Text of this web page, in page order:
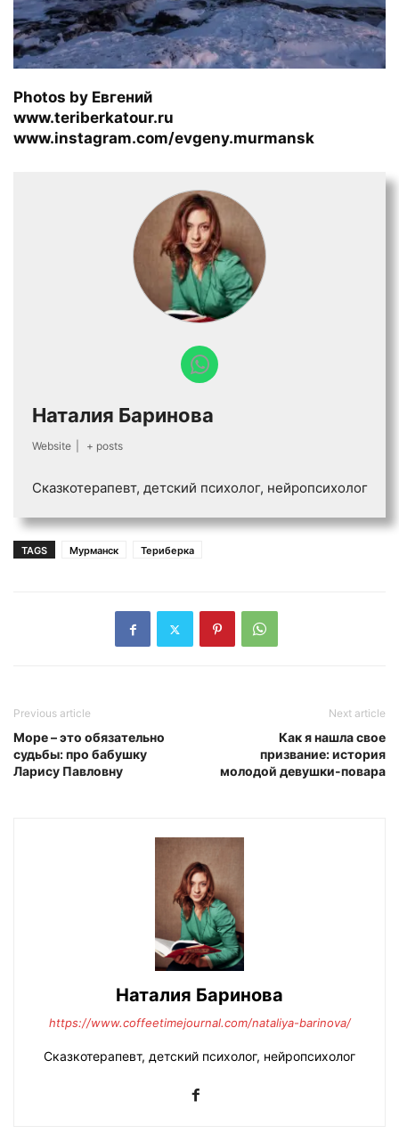
Photos by Евгений
www.teriberkatour.ru
www.instagram.com/evgeny.murmansk
Наталия Баринова
Website + posts
Сказкотерапевт, детский психолог, нейропсихолог
TAGS Мурманск Териберка
Previous article
Море – это обязательно
судьбы: про бабушку
Ларису Павловну
Next article
Как я нашла свое
призвание: история
молодой девушки-повара
Наталия Баринова
https://www.coffeetimejournal.com/nataliya-barinova/
Сказкотерапевт, детский психолог, нейропсихолог